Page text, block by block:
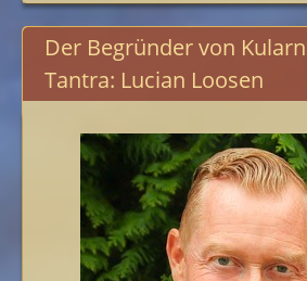
Der Begründer von
Tantra: Lucian Loosen